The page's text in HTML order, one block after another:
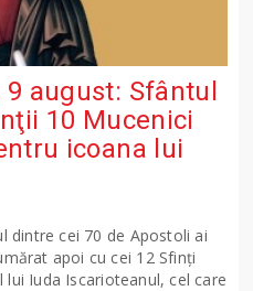
august: Sfântul
10 Mucenici
icoana lui
dintre cei 70 de Apostoli ai
apoi cu cei 12 Sfinţi
Iuda Iscarioteanul, cel care